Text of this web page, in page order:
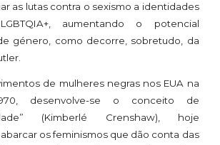
as lutas contra o sexismo a identidades
aumentando o potencial
género, como decorre, sobretudo, da
de mulheres negras nos EUA na
desenvolve-se o conceito de
(Kimberlé Crenshaw), hoje
os feminismos que dão conta das